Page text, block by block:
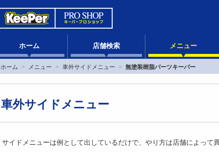
ホーム 店舗検索 メニュー
ホーム メニュー 車外サイドメニュー 無塗装樹脂パーツキーパー
車外サイドメニュー
サイドメニューは例として出しているだけで、やり方は店舗によって